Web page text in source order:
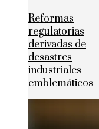
Reformas
regulatorias
derivadas de
desastres
industriales
emblemáticos